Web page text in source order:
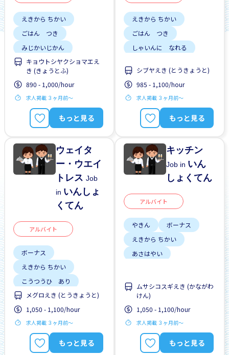
えきから ちかい
ごはん つき
みじかいじかん
こうつうひ あり
がいこくじんが いる
りゅうがくせい かんげい
はじめて OK
キョウトシヤクショマエえ
き (きょうとふ)
890 - 1,000/hour
求人掲載 ３ヶ月前〜
もっと見る
えきから ちかい
ごはん つき
しゃいんに なれる
りゅうがくせい かんげい
しゅう2、3にち
女性かんげい
シブヤえき (とうきょうと)
985 - 1,100/hour
求人掲載 ３ヶ月前〜
もっと見る
ウェイタ
ー・ウエイ
トレスJob
in いんしょ
くてん
アルバイト
ボーナス
えきから ちかい
こうつうひ あり
しゃいんに なれる
がいこくじんが いる
りゅうがくせい かんげい
しゅう2、3にち
はじめて OK
メグロえき (とうきょうと)
1,050 - 1,100/hour
求人掲載 ３ヶ月前〜
もっと見る
キッチン
Job in いん
しょくてん
アルバイト
やきん
ボーナス
えきから ちかい
あさはやい
しゃいんに なれる
がいこくじんが いる
りゅうがくせい かんげい
しゅう2、3にち
ムサシコスギえき (かながわ
けん)
1,050 - 1,100/hour
求人掲載 ３ヶ月前〜
もっと見る